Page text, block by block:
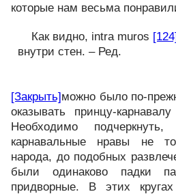
которые нам весьма
Как видно, intra muros
внутри стен. – Ред.
[Закрыть]можно было по-
оказывать принцу-
Необходимо
карнавальные нравы не
народа, до подобных
были одинаково падки
придворные. В этих